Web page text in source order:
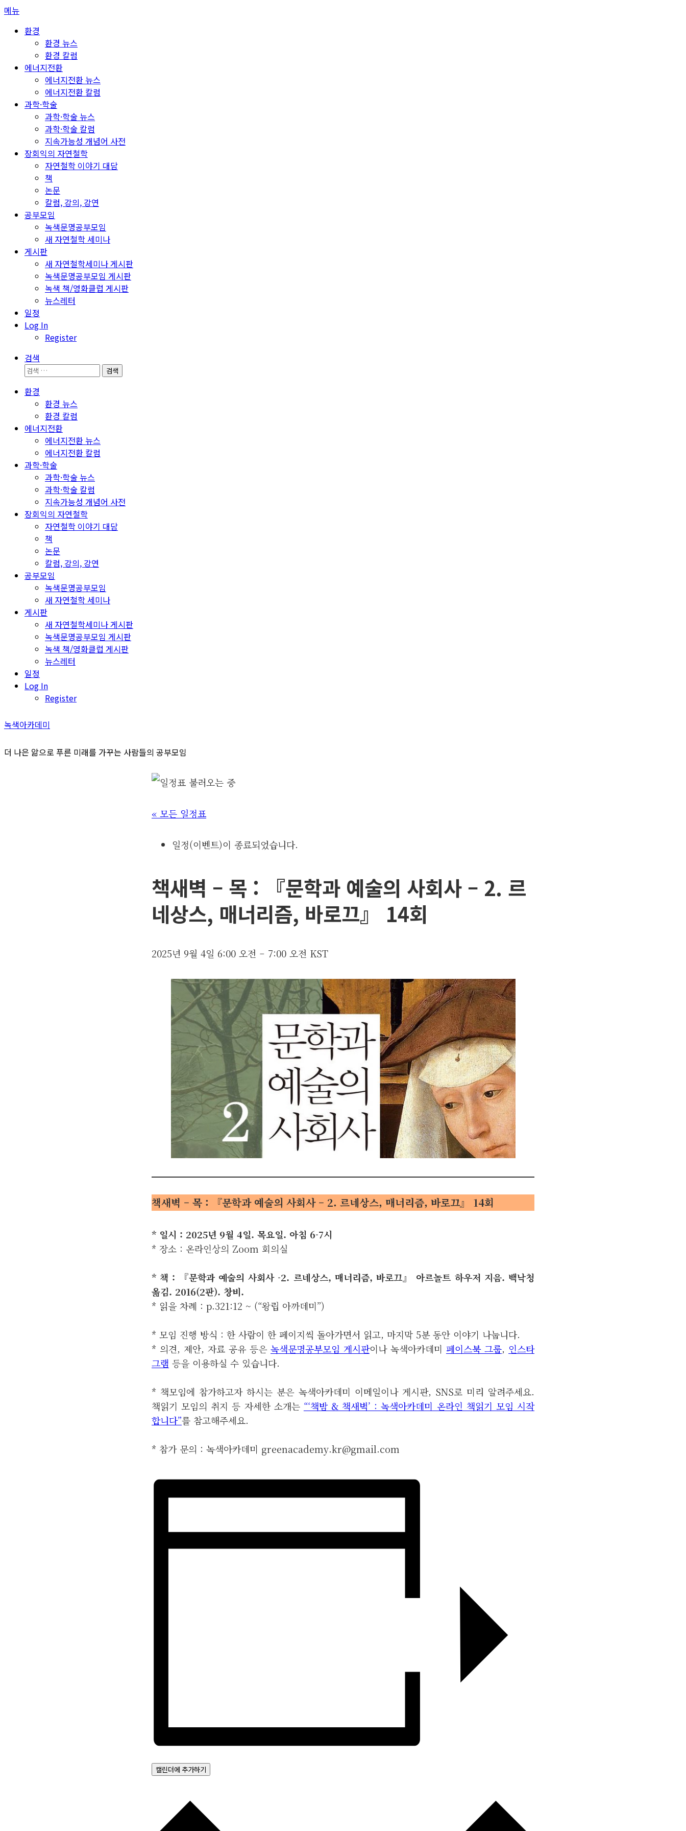
콘
메뉴
환경
환경 뉴스
환경 칼럼
에너지전환
에너지전환 뉴스
에너지전환 칼럼
과학·학술
과학·학술 뉴스
과학·학술 칼럼
지속가능성 개념어 사전
장회익의 자연철학
자연철학 이야기 대담
책
논문
칼럼, 강의, 강연
공부모임
녹색문명공부모임
새 자연철학 세미나
게시판
새 자연철학세미나 게시판
녹색문명공부모임 게시판
녹색 책/영화클럽 게시판
뉴스레터
일정
Log In
Register
검색
검
환경
환경 뉴스
환경 칼럼
에너지전환
에너지전환 뉴스
에너지전환 칼럼
과학·학술
과학·학술 뉴스
과학·학술 칼럼
지속가능성 개념어 사전
장회익의 자연철학
자연철학 이야기 대담
책
논문
칼럼, 강의, 강연
공부모임
녹색문명공부모임
새 자연철학 세미나
게시판
새 자연철학세미나 게시판
녹색문명공부모임 게시판
녹색 책/영화클럽 게시판
뉴스레터
일정
Log In
Register
녹색아카데미
더 나은 앎으로 푸른 미래를 가꾸는 사람들의 공부모임
« 모든 일정표
일정(이벤트)이 종료되었습니다.
책새벽 – 목 : 『문학과 예술의 사회사 – 2. 르
네상스, 매너리즘, 바로끄』 14회
2025년 9월 4일 6:00 오전 – 7:00 오전 KST
책새벽 – 목 : 『문학과 예술의 사회사 – 2. 르네상스, 매너리즘, 바로끄』 14회
* 일시 : 2025년 9월 4일. 목요일. 아침 6-7시
* 장소 : 온라인상의 Zoom 회의실
* 책 : 『문학과 예술의 사회사 -2. 르네상스, 매너리즘, 바로끄』 아르놀트 하우저 지음. 백낙청
옮김. 2016(2판). 창비.
* 읽을 차례 : p.321:12 ~ (“왕립 아까데미”)
* 모임 진행 방식 : 한 사람이 한 페이지씩 돌아가면서 읽고, 마지막 5분 동안 이야기 나눕니다.
* 의견, 제안, 자료 공유 등은 녹색문명공부모임 게시판이나 녹색아카데미 페이스북 그룹, 인스타
그램 등을 이용하실 수 있습니다.
* 책모임에 참가하고자 하시는 분은 녹색아카데미 이메일이나 게시판, SNS로 미리 알려주세요.
책읽기 모임의 취지 등 자세한 소개는 “‘책밤 & 책새벽’ : 녹색아카데미 온라인 책읽기 모임 시작
합니다”를 참고해주세요.
* 참가 문의 : 녹색아카데미 greenacademy.kr@gmail.com
캘린더에 추가하기